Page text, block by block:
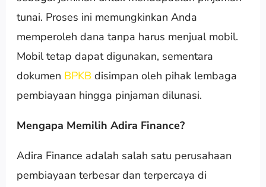
tunai. Proses ini memungkinkan Anda
memperoleh dana tanpa harus menjual mobil.
Mobil tetap dapat digunakan, sementara
dokumen BPKB disimpan oleh pihak lembaga
pembiayaan hingga pinjaman dilunasi.
Mengapa Memilih Adira Finance?
Adira Finance adalah salah satu perusahaan
pembiayaan terbesar dan terpercaya di